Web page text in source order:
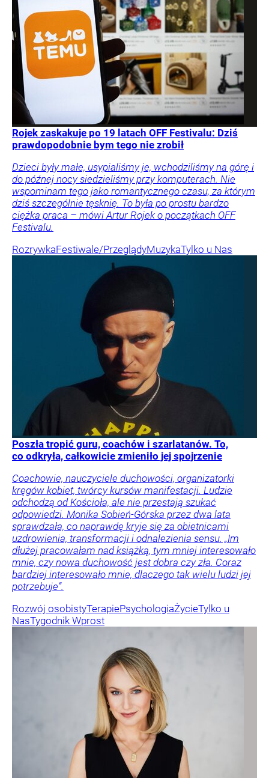
Rojek zaskakuje po 19 latach OFF Festivalu: Dziś
prawdopodobnie bym tego nie zrobił
Dzieci były małe, usypialiśmy je, wchodziliśmy na górę i
do późnej nocy siedzieliśmy przy komputerach. Nie
wspominam tego jako romantycznego czasu, za którym
dziś szczególnie tęsknię. To była po prostu bardzo
ciężka praca – mówi Artur Rojek o początkach OFF
Festivalu.
RozrywkaFestiwale/PrzeglądyMuzykaTylko u Nas
Poszła tropić guru, coachów i szarlatanów. To,
co odkryła, całkowicie zmieniło jej spojrzenie
Coachowie, nauczyciele duchowości, organizatorki
kręgów kobiet, twórcy kursów manifestacji. Ludzie
odchodzą od Kościoła, ale nie przestają szukać
odpowiedzi. Monika Sobień-Górska przez dwa lata
sprawdzała, co naprawdę kryje się za obietnicami
uzdrowienia, transformacji i odnalezienia sensu. „Im
dłużej pracowałam nad książką, tym mniej interesowało
mnie, czy nowa duchowość jest dobra czy zła. Coraz
bardziej interesowało mnie, dlaczego tak wielu ludzi jej
potrzebuje”.
Rozwój osobistyTerapiePsychologiaŻycieTylko u
NasTygodnik Wprost